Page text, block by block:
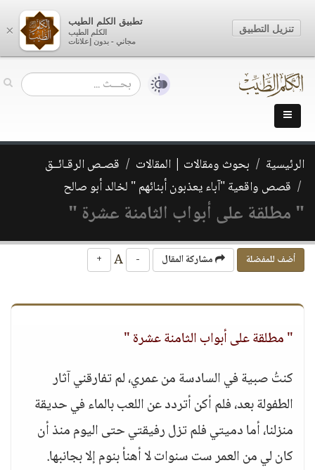
الرئيسية بحوث ومقالات | المقالات
قصـص الرقـائــق
قصص واقعية "آباء يعذبون أبنائهم " لخالد أبو صالح
" مطلقة على أبواب الثامنة عشرة "
أضف للمفضلة مشاركة المقال -
+
" مطلقة على أبواب الثامنة عشرة "
كنتُ صبية في السادسة من عمري، لم تفارقني آثار
الطفولة بعد، فلم أكن أتردد عن اللعب بالماء في حديقة
منزلنا، أما دميتي فلم تزل رفيقتي حتى اليوم منذ أن
كان لي من العمر ست سنوات لا أهنأ بنوم إلا بجانبها.
×
تطبيق الكلم الطيب
الكلم الطيب
مجاني - بدون إعلانات
تنزيل التطبيق